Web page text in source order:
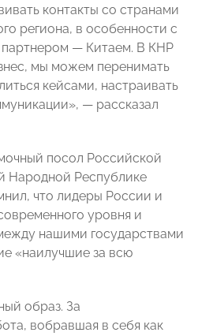
контакты со странами
региона, в особенности с
партнером — Китаем. В КНР
мы можем перенимать
кейсами, настраивать
— рассказал
посол Российской
Народной Республике
что лидеры России и
уровня и
нашими государствами
«наилучшие за всю
образ. За
вобравшая в себя как